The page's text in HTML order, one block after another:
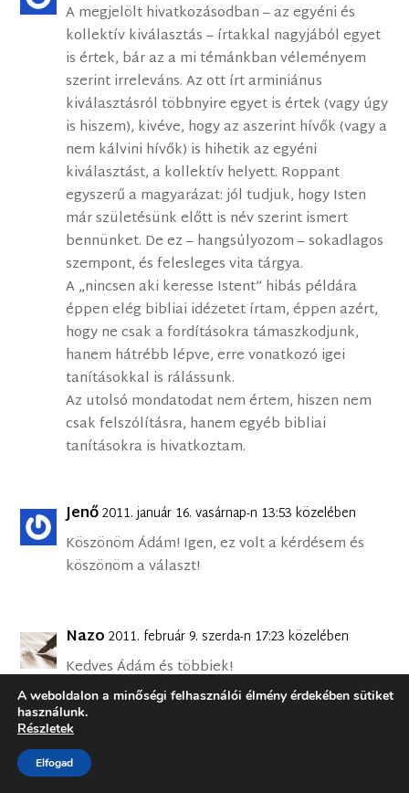
A megjelölt hivatkozásodban – az egyéni és
kollektív kiválasztás – írtakkal nagyjából egyet
is értek, bár az a mi témánkban véleményem
szerint irreleváns. Az ott írt arminiánus
kiválasztásról többnyire egyet is értek (vagy úgy
is hiszem), kivéve, hogy az aszerint hívők (vagy a
nem kálvini hívők) is hihetik az egyéni
kiválasztást, a kollektív helyett. Roppant
egyszerű a magyarázat: jól tudjuk, hogy Isten
már születésünk előtt is név szerint ismert
bennünket. De ez – hangsúlyozom – sokadlagos
szempont, és felesleges vita tárgya.
A „nincsen aki keresse Istent” hibás példára
éppen elég bibliai idézetet írtam, éppen azért,
hogy ne csak a fordításokra támaszkodjunk,
hanem hátrébb lépve, erre vonatkozó igei
tanításokkal is rálássunk.
Az utolsó mondatodat nem értem, hiszen nem
csak felszólításra, hanem egyéb bibliai
tanításokra is hivatkoztam.
Jenő2011. január 16. vasárnap-n 13:53 közelében
Köszönöm Ádám! Igen, ez volt a kérdésem és
köszönöm a választ!
Nazo 2011. február 9. szerda-n 17:23 közelében
Kedves Ádám és többiek!
Az én olvasatomban, ha létezik eleve
elvettetés, és ahogy azt meg is fogalmaztátok,
hogy ha élnének a kegyelemmel akkor
megmenekülnének(korlátozott megváltás
mellett).
A weboldalon a minőségi felhasználói élmény érdekében sütiket
használunk.
Részletek
Elfogad